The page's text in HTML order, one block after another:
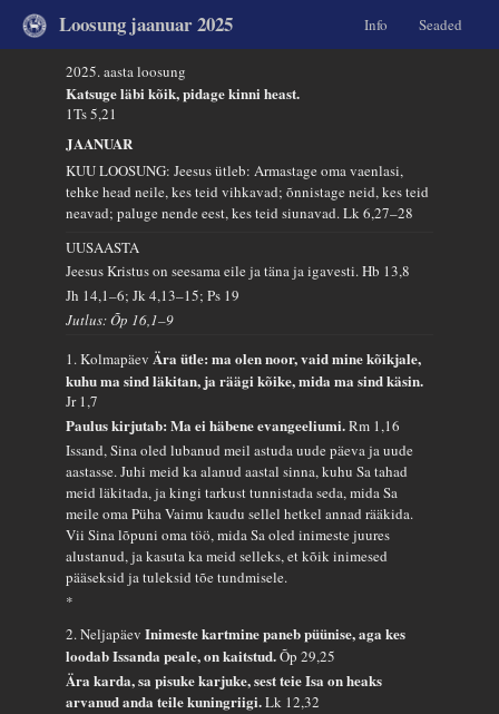
Loosung jaanuar 2025 Info Seaded
2025. aasta loosung
Katsuge läbi kõik, pidage kinni heast.
1Ts 5,21
JAANUAR
KUU LOOSUNG: Jeesus ütleb: Armastage oma vaenlasi,
tehke head neile, kes teid vihkavad; õnnistage neid, kes teid
neavad; paluge nende eest, kes teid siunavad.Lk 6,27–28
UUSAASTA
Jeesus Kristus on seesama eile ja täna ja igavesti.Hb 13,8
Jh 14,1–6; Jk 4,13–15; Ps 19
Jutlus: Õp 16,1–9
1. KolmapäevÄra ütle: ma olen noor, vaid mine kõikjale,
kuhu ma sind läkitan, ja räägi kõike, mida ma sind käsin.
Jr 1,7
Paulus kirjutab: Ma ei häbene evangeeliumi.Rm 1,16
Issand, Sina oled lubanud meil astuda uude päeva ja uude
aastasse. Juhi meid ka alanud aastal sinna, kuhu Sa tahad
meid läkitada, ja kingi tarkust tunnistada seda, mida Sa
meile oma Püha Vaimu kaudu sellel hetkel annad rääkida.
Vii Sina lõpuni oma töö, mida Sa oled inimeste juures
alustanud, ja kasuta ka meid selleks, et kõik inimesed
pääseksid ja tuleksid tõe tundmisele.
*
2. NeljapäevInimeste kartmine paneb püünise, aga kes
loodab Issanda peale, on kaitstud.Õp 29,25
Ära karda, sa pisuke karjuke, sest teie Isa on heaks
arvanud anda teile kuningriigi.Lk 12,32